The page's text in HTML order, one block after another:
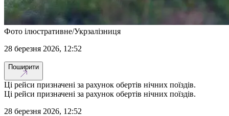
Фото ілюстративне/Укрзалізниця
28 березня 2026, 12:52
Поширити
Ці рейси призначені за рахунок обертів нічних поїздів.
Ці рейси призначені за рахунок обертів нічних поїздів.
28 березня 2026, 12:52